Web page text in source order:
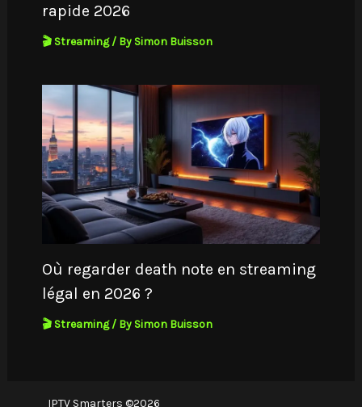
rapide 2026
🎬 Streaming/ By Simon Buisson
Où regarder death note en streaming
légal en 2026 ?
🎬 Streaming/ By Simon Buisson
IPTV Smarters ©2026